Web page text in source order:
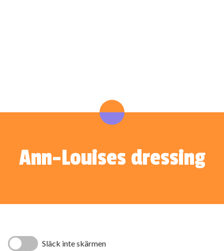
Ann-Louises dressing
Släck inte skärmen